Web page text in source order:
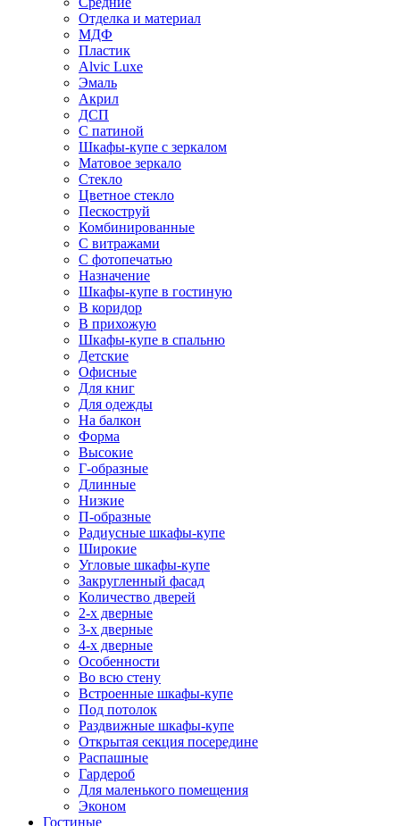
Отделка и материал
МДФ
Пластик
Alvic Luxe
Эмаль
Акрил
ДСП
С патиной
Шкафы-купе с зеркалом
Матовое зеркало
Стекло
Цветное стекло
Пескоструй
Комбинированные
С витражами
С фотопечатью
Назначение
Шкафы-купе в гостиную
В коридор
В прихожую
Шкафы-купе в спальню
Детские
Офисные
Для книг
Для одежды
На балкон
Форма
Высокие
Г-образные
Длинные
Низкие
П-образные
Радиусные шкафы-купе
Широкие
Угловые шкафы-купе
Закругленный фасад
Количество дверей
2-х дверные
3-х дверные
4-х дверные
Особенности
Во всю стену
Встроенные шкафы-купе
Под потолок
Раздвижные шкафы-купе
Открытая секция посередине
Распашные
Гардероб
Для маленького помещения
Эконом
Гостиные